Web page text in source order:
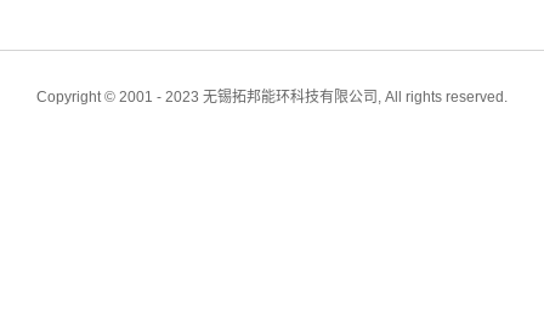
Copyright © 2001 - 2023 无锡拓邦能环科技有限公司, All rights reserved.